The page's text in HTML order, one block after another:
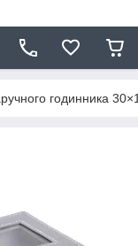
годинника